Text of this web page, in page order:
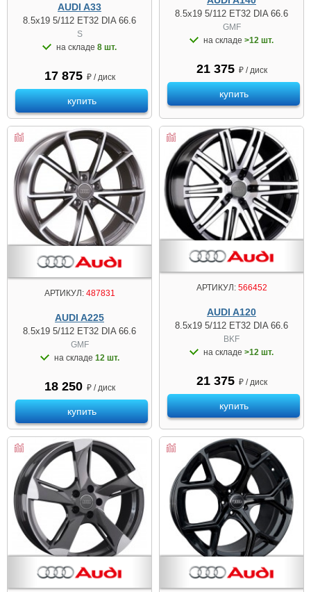
AUDI A33
8.5x19 5/112 ET32 DIA 66.6
S
на складе 8 шт.
17 875 ₽ / диск
купить
8.5x19 5/112 ET32 DIA 66.6
GMF
на складе >12 шт.
21 375 ₽ / диск
купить
АРТИКУЛ:487831
AUDI A225
8.5x19 5/112 ET32 DIA 66.6
GMF
на складе 12 шт.
18 250 ₽ / диск
купить
АРТИКУЛ:566452
AUDI A120
8.5x19 5/112 ET32 DIA 66.6
BKF
на складе >12 шт.
21 375 ₽ / диск
купить